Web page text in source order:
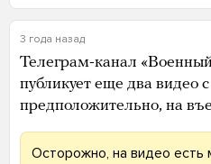
3 года назад
Телеграм-канал
публикует еще два видео
предположительно, на
Осторожно, на видео есть